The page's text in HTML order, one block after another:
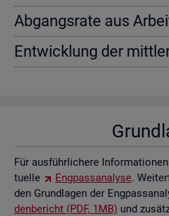
Ab­gangs­ra­te aus
Ent­wick­lung der
Für aus­führ­li­che­re
tu­el­le
Eng­pass­ana­ly­se.
den Grund­la­gen der
den­be­richt (PDF, 1MB) und